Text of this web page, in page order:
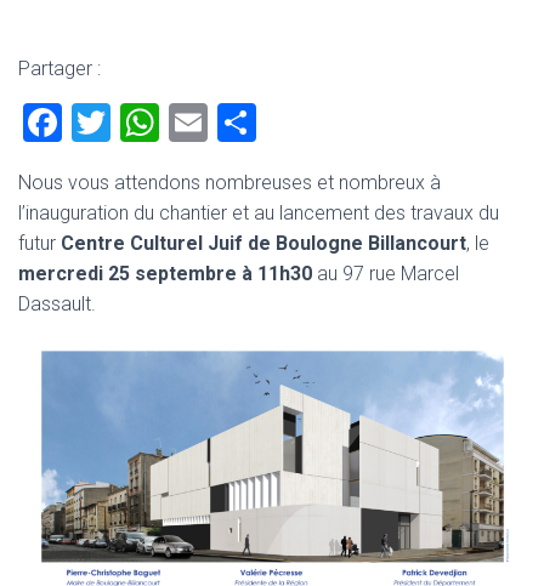
Partager :
F
ce
b
o
ok
T
tt
er
W
at
s
A
p
E
ai
l
ta
g
er
Nous vous attendons nombreuses et nombreux à
l’inauguration du chantier et au lancement des travaux du
futur Centre Culturel Juif de Boulogne Billancourt, le
mercredi 25 septembre à 11h30 au 97 rue Marcel
Dassault.